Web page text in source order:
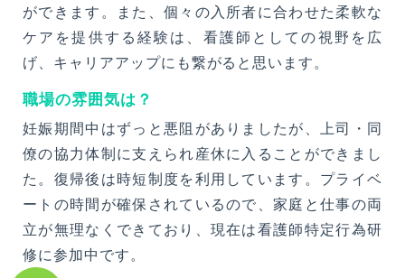
ができます。また、個々の入所者に合わせた柔軟な
ケアを提供する経験は、看護師としての視野を広
げ、キャリアアップにも繋がると思います。
職場の雰囲気は？
妊娠期間中はずっと悪阻がありましたが、上司・同
僚の協力体制に支えられ産休に入ることができまし
た。復帰後は時短制度を利用しています。プライベ
ートの時間が確保されているので、家庭と仕事の両
立が無理なくできており、現在は看護師特定行為研
修に参加中です。